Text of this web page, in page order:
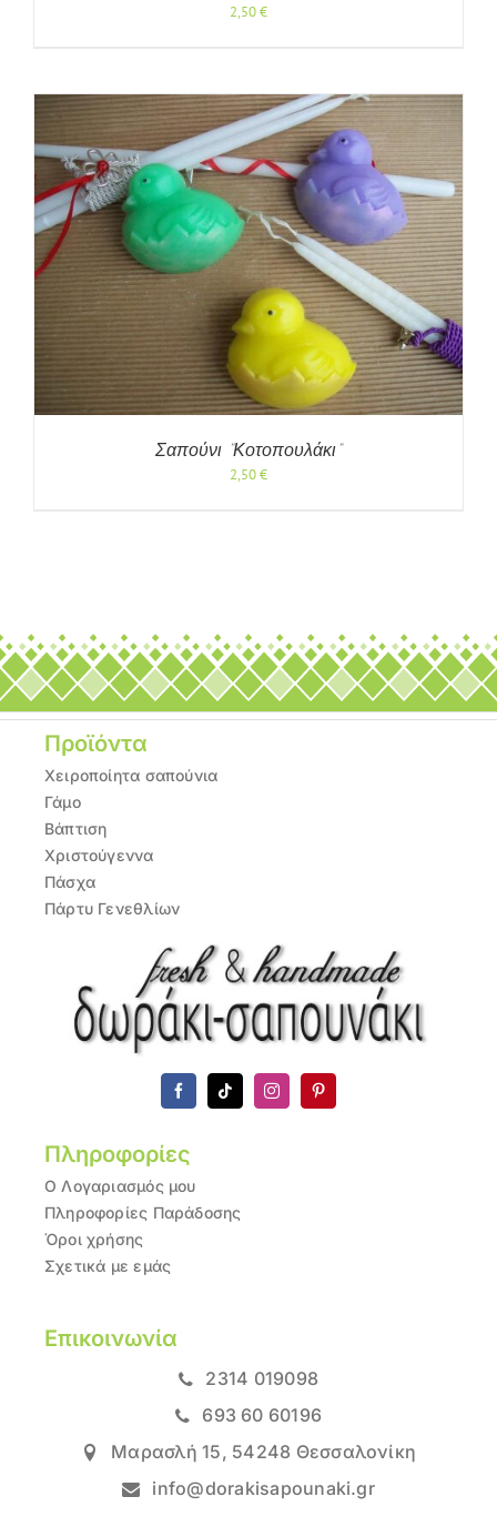
2,50€
Σαπούνι “Κοτοπουλάκι”
2,50€
Προϊόντα
Χειροποίητα σαπούνια
Γάμο
Βάπτιση
Χριστούγεννα
Πάσχα
Πάρτυ Γενεθλίων
Πληροφορίες
Ο Λογαριασμός μου
Πληροφορίες Παράδοσης
Όροι χρήσης
Σχετικά με εμάς
Επικοινωνία
2314 019098
693 60 60196
Μαρασλή 15, 54248 Θεσσαλονίκη
info@dorakisapounaki.gr